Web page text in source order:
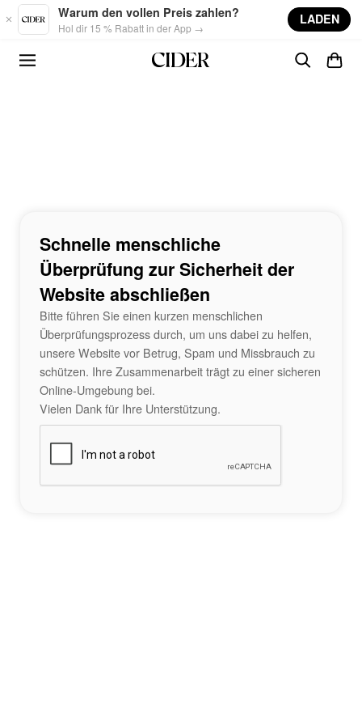
Skip to main content
Warum den vollen Preis zahlen?
Hol dir 15 % Rabatt in der App →
LADEN
Schnelle menschliche
Überprüfung zur Sicherheit der
Website abschließen
Bitte führen Sie einen kurzen menschlichen
Überprüfungsprozess durch, um uns dabei zu helfen,
unsere Website vor Betrug, Spam und Missbrauch zu
schützen. Ihre Zusammenarbeit trägt zu einer sicheren
Online-Umgebung bei.
Vielen Dank für Ihre Unterstützung.